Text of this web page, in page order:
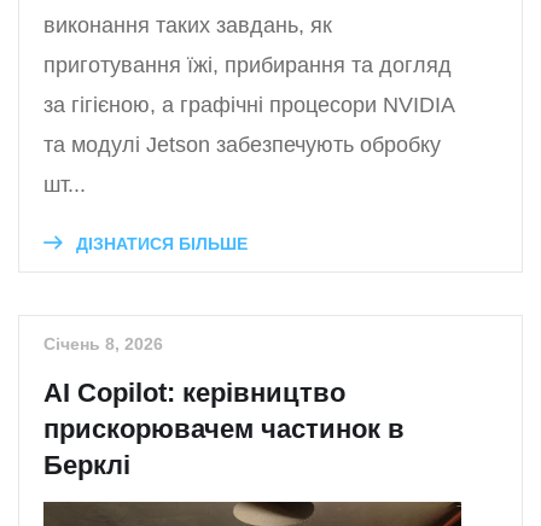
виконання таких завдань, як
приготування їжі, прибирання та догляд
за гігієною, а графічні процесори NVIDIA
та модулі Jetson забезпечують обробку
шт...
ДІЗНАТИСЯ БІЛЬШЕ
Січень 8, 2026
AI Copilot: керівництво
прискорювачем частинок в
Берклі